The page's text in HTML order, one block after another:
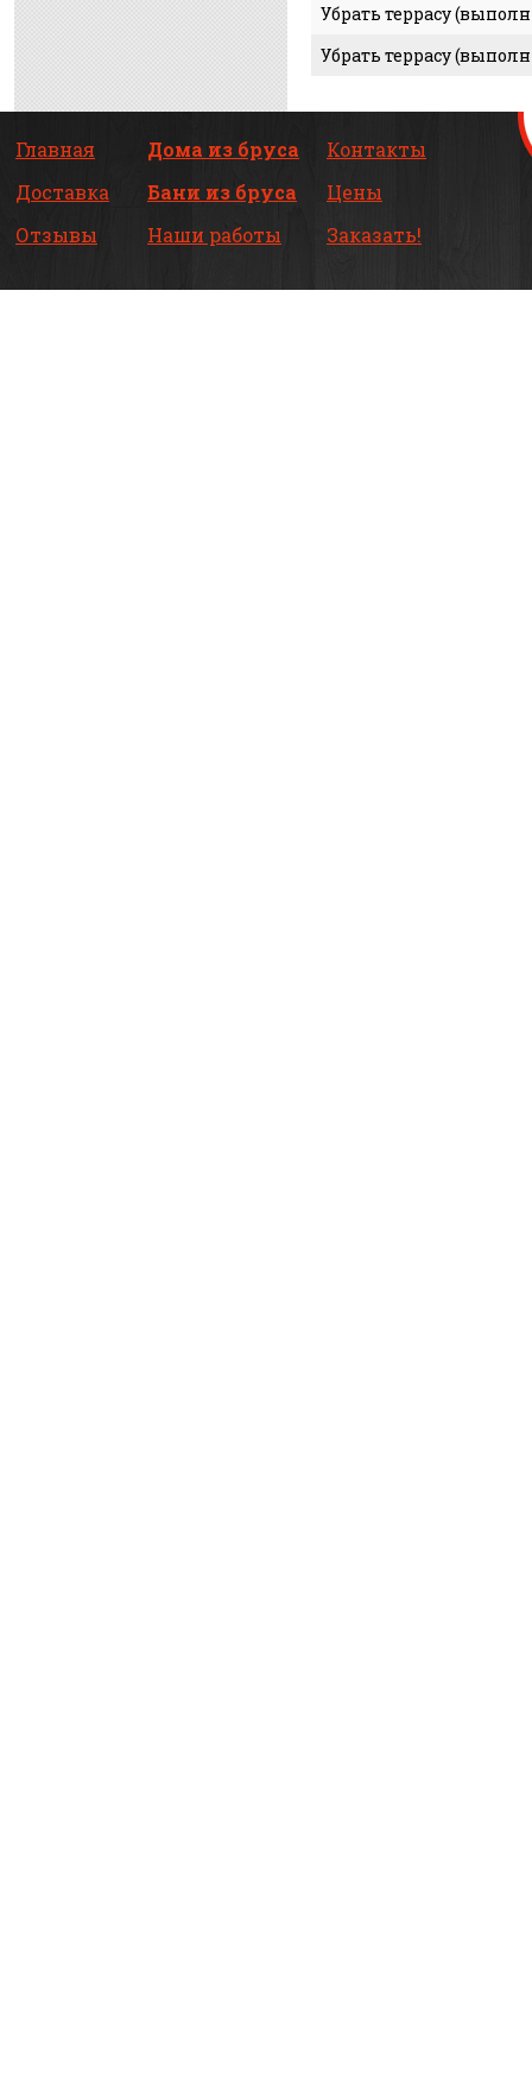
Убрать террасу
Убрать террасу
Главная
Доставка
Отзывы
Дома из бруса
Бани из бруса
Наши работы
Контакты
Цены
Заказать!